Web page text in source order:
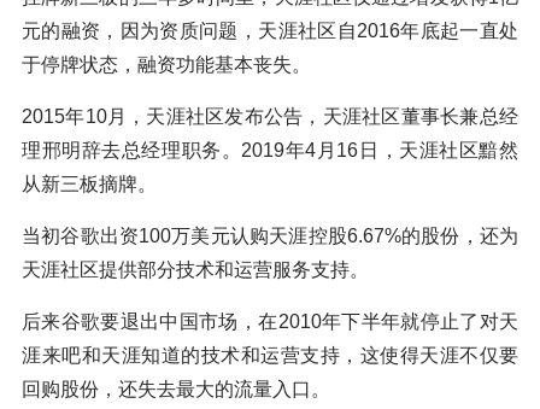
元的融资，因为资质问题，天涯社区自2016年底起一直处
于停牌状态，融资功能基本丧失。
2015年10月，天涯社区发布公告，天涯社区董事长兼总经
理邢明辞去总经理职务。2019年4月16日，天涯社区黯然
从新三板摘牌。
当初谷歌出资100万美元认购天涯控股6.67%的股份，还为
天涯社区提供部分技术和运营服务支持。
后来谷歌要退出中国市场，在2010年下半年就停止了对天
涯来吧和天涯知道的技术和运营支持，这使得天涯不仅要
回购股份，还失去最大的流量入口。